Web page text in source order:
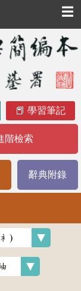
☰
學習筆記
階檢索
辭典附錄